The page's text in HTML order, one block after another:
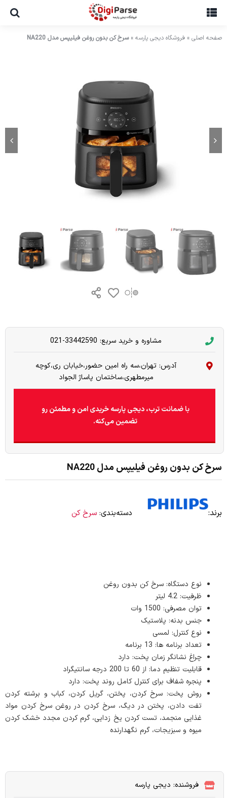
صفحه اصلی » فروشگاه دیجی پارسه »سرخ کن بدون روغن فیلیپس مدل NA220
مشاوره و خرید سریع: 33442590-021
آدرس: تهران،سه راه امین حضور،خیابان ری،کوچه
میرمطهری،ساختمان پاساژ الجواد
با ضمانت ترب، دیجی پارسه خریدی امن و مطمئن رو
تضمین می‌کنه.
سرخ کن بدون روغن فیلیپس مدل NA220
برند: دسته‌بندی: سرخ کن
نوع دستگاه: سرخ کن بدون روغن
ظرفیت: 4.2 لیتر
توان مصرفی: 1500 وات
جنس بدنه: پلاستیک
نوع کنترل: لمسی
تعداد برنامه ها: 13 برنامه
چراغ نشانگر زمان پخت: دارد
قابلیت تنظیم دما: از 60 تا 200 درجه سانتیگراد
پنجره شفاف برای کنترل کامل روند پخت: دارد
روش پخت: سرخ کردن، پختن، گریل کردن، کباب و برشته کردن
تفت دادن، پختن در دیگ، سرخ کردن در روغن سرخ کردن مواد
غذایی منجمد، تست کردن یخ زدایی، گرم کردن مجدد خشک کردن
میوه و سبزیجات، گرم نگهدارنده
فروشنده: دیجی پارسه